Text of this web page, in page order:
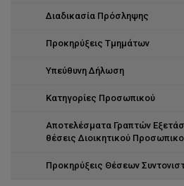
Διαδικασία Πρόσληψης
Προκηρύξεις Τμημάτων
Υπεύθυνη Δήλωση
Κατηγορίες Προσωπικού
Αποτελέσματα Γραπτών
θέσεις Διοικητικού
Προκηρύξεις Θέσεων